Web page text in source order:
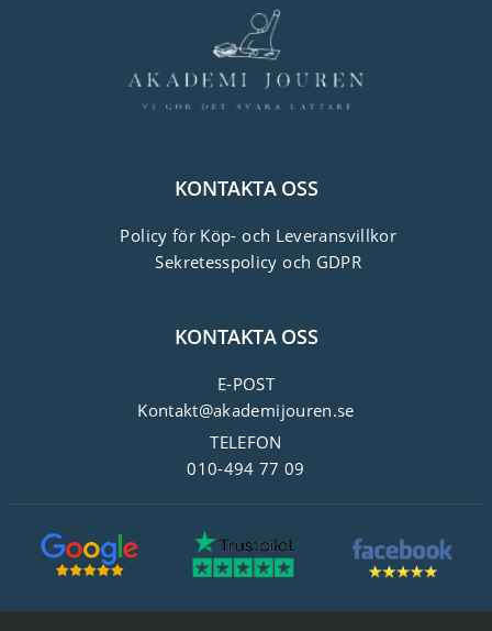
KONTAKTA OSS
Policy för Köp- och Leveransvillkor
Sekretesspolicy och GDPR
KONTAKTA OSS
E-POST
Kontakt@akademijouren.se
TELEFON
010-494 77 09